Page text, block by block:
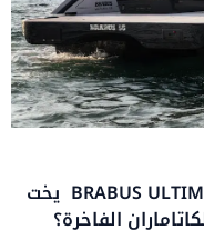
يخت BRABUS ULTIMA 55: كيف دمجت صنريف وبرابوس
الفاخرة؟